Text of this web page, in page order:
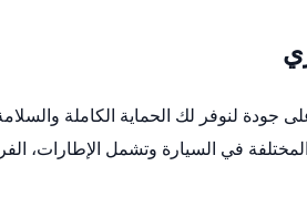
جودة لنوفر لك الحماية الكاملة
في السيارة وتشمل الإطارات،